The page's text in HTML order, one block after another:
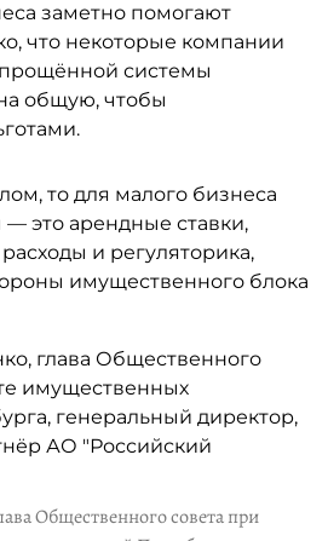
заметно помогают
что некоторые компании
системы
общую, чтобы
то для малого бизнеса
это арендные ставки,
и регуляторика,
имущественного блока
Общественного совета при